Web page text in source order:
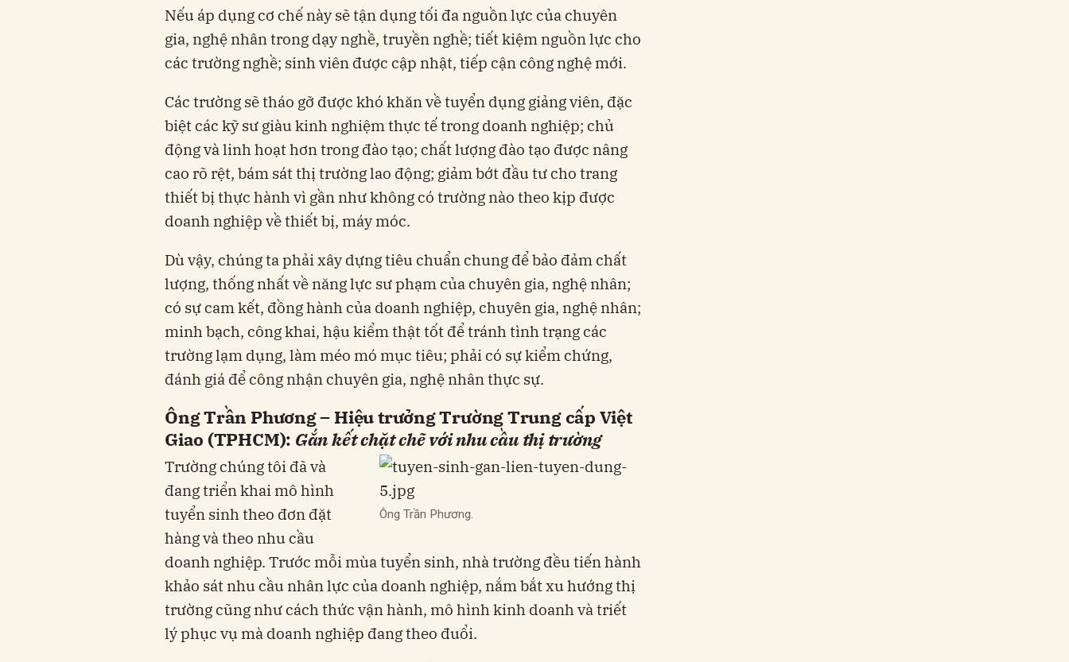
Nếu áp dụng cơ chế này sẽ tận dụng tối đa nguồn lực của chuyên
gia, nghệ nhân trong dạy nghề, truyền nghề; tiết kiệm nguồn lực cho
các trường nghề; sinh viên được cập nhật, tiếp cận công nghệ mới.
Các trường sẽ tháo gỡ được khó khăn về tuyển dụng giảng viên, đặc
biệt các kỹ sư giàu kinh nghiệm thực tế trong doanh nghiệp; chủ
động và linh hoạt hơn trong đào tạo; chất lượng đào tạo được nâng
cao rõ rệt, bám sát thị trường lao động; giảm bớt đầu tư cho trang
thiết bị thực hành vì gần như không có trường nào theo kịp được
doanh nghiệp về thiết bị, máy móc.
Dù vậy, chúng ta phải xây dựng tiêu chuẩn chung để bảo đảm chất
lượng, thống nhất về năng lực sư phạm của chuyên gia, nghệ nhân;
có sự cam kết, đồng hành của doanh nghiệp, chuyên gia, nghệ nhân;
minh bạch, công khai, hậu kiểm thật tốt để tránh tình trạng các
trường lạm dụng, làm méo mó mục tiêu; phải có sự kiểm chứng,
đánh giá để công nhận chuyên gia, nghệ nhân thực sự.​
Ông Trần Phương – Hiệu trưởng Trường Trung cấp Việt
Giao (TPHCM): Gắn kết chặt chẽ với nhu cầu thị trường
Ông Trần Phương.
Trường chúng tôi đã và
đang triển khai mô hình
tuyển sinh theo đơn đặt
hàng và theo nhu cầu
doanh nghiệp. Trước mỗi mùa tuyển sinh, nhà trường đều tiến hành
khảo sát nhu cầu nhân lực của doanh nghiệp, nắm bắt xu hướng thị
trường cũng như cách thức vận hành, mô hình kinh doanh và triết
lý phục vụ mà doanh nghiệp đang theo đuổi.